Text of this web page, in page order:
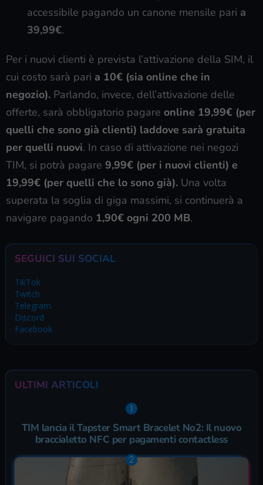
accessibile pagando un canone mensile pari a
39,99€.
Per i nuovi clienti è prevista l’attivazione della SIM, il
cui costo sarà pari a 10€ (sia online che in
negozio). Parlando, invece, dell’attivazione delle
offerte, sarà obbligatorio pagare online 19,99€ (per
quelli che sono già clienti) laddove sarà gratuita
per quelli nuovi. In caso di attivazione nei negozi
TIM, si potrà pagare 9,99€ (per i nuovi clienti) e
19,99€ (per quelli che lo sono già). Una volta
superata la soglia di giga massimi, si continuerà a
navigare pagando 1,90€ ogni 200 MB.
SEGUICI SUI SOCIAL
TikTok
Twitch
Telegram
Discord
Facebook
ULTIMI ARTICOLI
TIM lancia il Tapster Smart Bracelet No2: Il nuovo
braccialetto NFC per pagamenti contactless